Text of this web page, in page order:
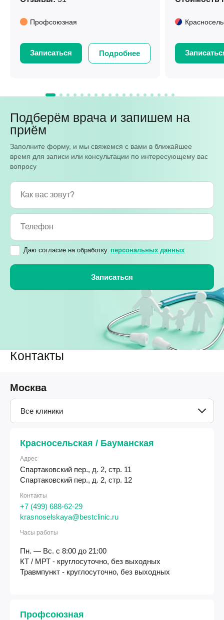
Профсоюзная
Записаться Подробнее
Подберём врача и запишем на
приём
Заполните форму, и мы свяжемся с вами в ближайшее
время для записи или консультации по интересующему вас
вопросу
Даю согласие на обработку персональных данных
Контакты
Москва
Все клиники
Красносельская / Бауманская
Адрес
Спартаковский пер., д. 2, стр. 11
Спартаковский пер., д. 2, стр. 12
Контакты
+7 (499) 688-62-29
krasnoselskaya@bestclinic.ru
Часы работы
Пн. — Вс. с 8:00 до 21:00
КТ / МРТ - круглосуточно, без выходных
Травмпункт - круглосуточно, без выходных
Профсоюзная